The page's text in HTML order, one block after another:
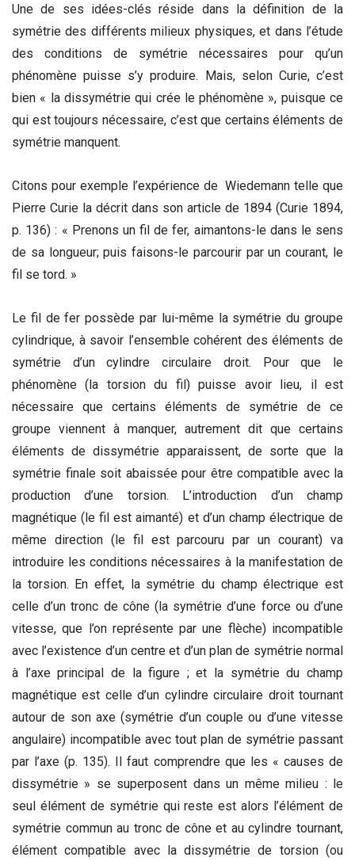
Une de ses idées-clés réside dans la définition de la
symétrie des différents milieux physiques, et dans l’étude
des conditions de symétrie nécessaires pour qu’un
phénomène puisse s’y produire. Mais, selon Curie, c’est
bien « la dissymétrie qui crée le phénomène », puisque ce
qui est toujours nécessaire, c’est que certains éléments de
symétrie manquent.
Citons pour exemple l’expérience de Wiedemann telle que
Pierre Curie la décrit dans son article de 1894 (Curie 1894,
p. 136) : « Prenons un fil de fer, aimantons-le dans le sens
de sa longueur; puis faisons-le parcourir par un courant, le
fil se tord. »
Le fil de fer possède par lui-même la symétrie du groupe
cylindrique, à savoir l’ensemble cohérent des éléments de
symétrie d’un cylindre circulaire droit. Pour que le
phénomène (la torsion du fil) puisse avoir lieu, il est
nécessaire que certains éléments de symétrie de ce
groupe viennent à manquer, autrement dit que certains
éléments de dissymétrie apparaissent, de sorte que la
symétrie finale soit abaissée pour être compatible avec la
production d’une torsion. L’introduction d’un champ
magnétique (le fil est aimanté) et d’un champ électrique de
même direction (le fil est parcouru par un courant) va
introduire les conditions nécessaires à la manifestation de
la torsion. En effet, la symétrie du champ électrique est
celle d’un tronc de cône (la symétrie d’une force ou d’une
vitesse, que l’on représente par une flèche) incompatible
avec l’existence d’un centre et d’un plan de symétrie normal
à l’axe principal de la figure ; et la symétrie du champ
magnétique est celle d’un cylindre circulaire droit tournant
autour de son axe (symétrie d’un couple ou d’une vitesse
angulaire) incompatible avec tout plan de symétrie passant
par l’axe (p. 135). Il faut comprendre que les « causes de
dissymétrie » se superposent dans un même milieu : le
seul élément de symétrie qui reste est alors l’élément de
symétrie commun au tronc de cône et au cylindre tournant,
élément compatible avec la dissymétrie de torsion (ou